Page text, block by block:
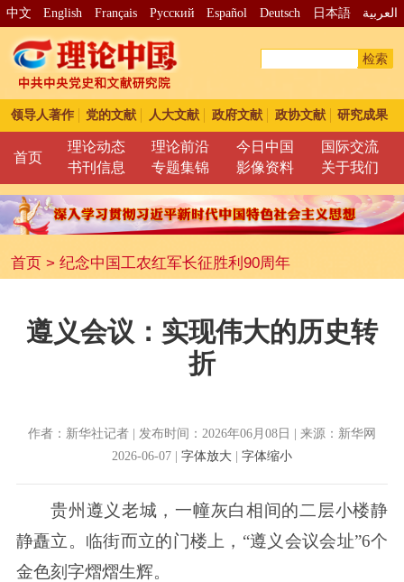
中文 English Français Pусский Español Deutsch 日本語 العربية
检索
领导人著作 党的文献 人大文献 政府文献 政协文献 研究成果
首页
理论动态 理论前沿 今日中国
国际交流
书刊信息
专题集锦 影像资料 关于我们
首页> 纪念中国工农红军长征胜利90周年
遵义会议：实现伟大的历史转
折
作者：新华社记者 | 发布时间：2026年06月08日 | 来源：新华网
2026-06-07 | 字体放大 | 字体缩小
贵州遵义老城，一幢灰白相间的二层小楼静
静矗立。临街而立的门楼上，“遵义会议会址”6个
金色刻字熠熠生辉。